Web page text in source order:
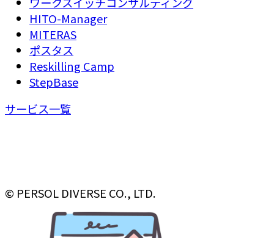
HITO-Manager
MITERAS
ポスタス
Reskilling Camp
StepBase
サービス一覧
© PERSOL DIVERSE CO., LTD.